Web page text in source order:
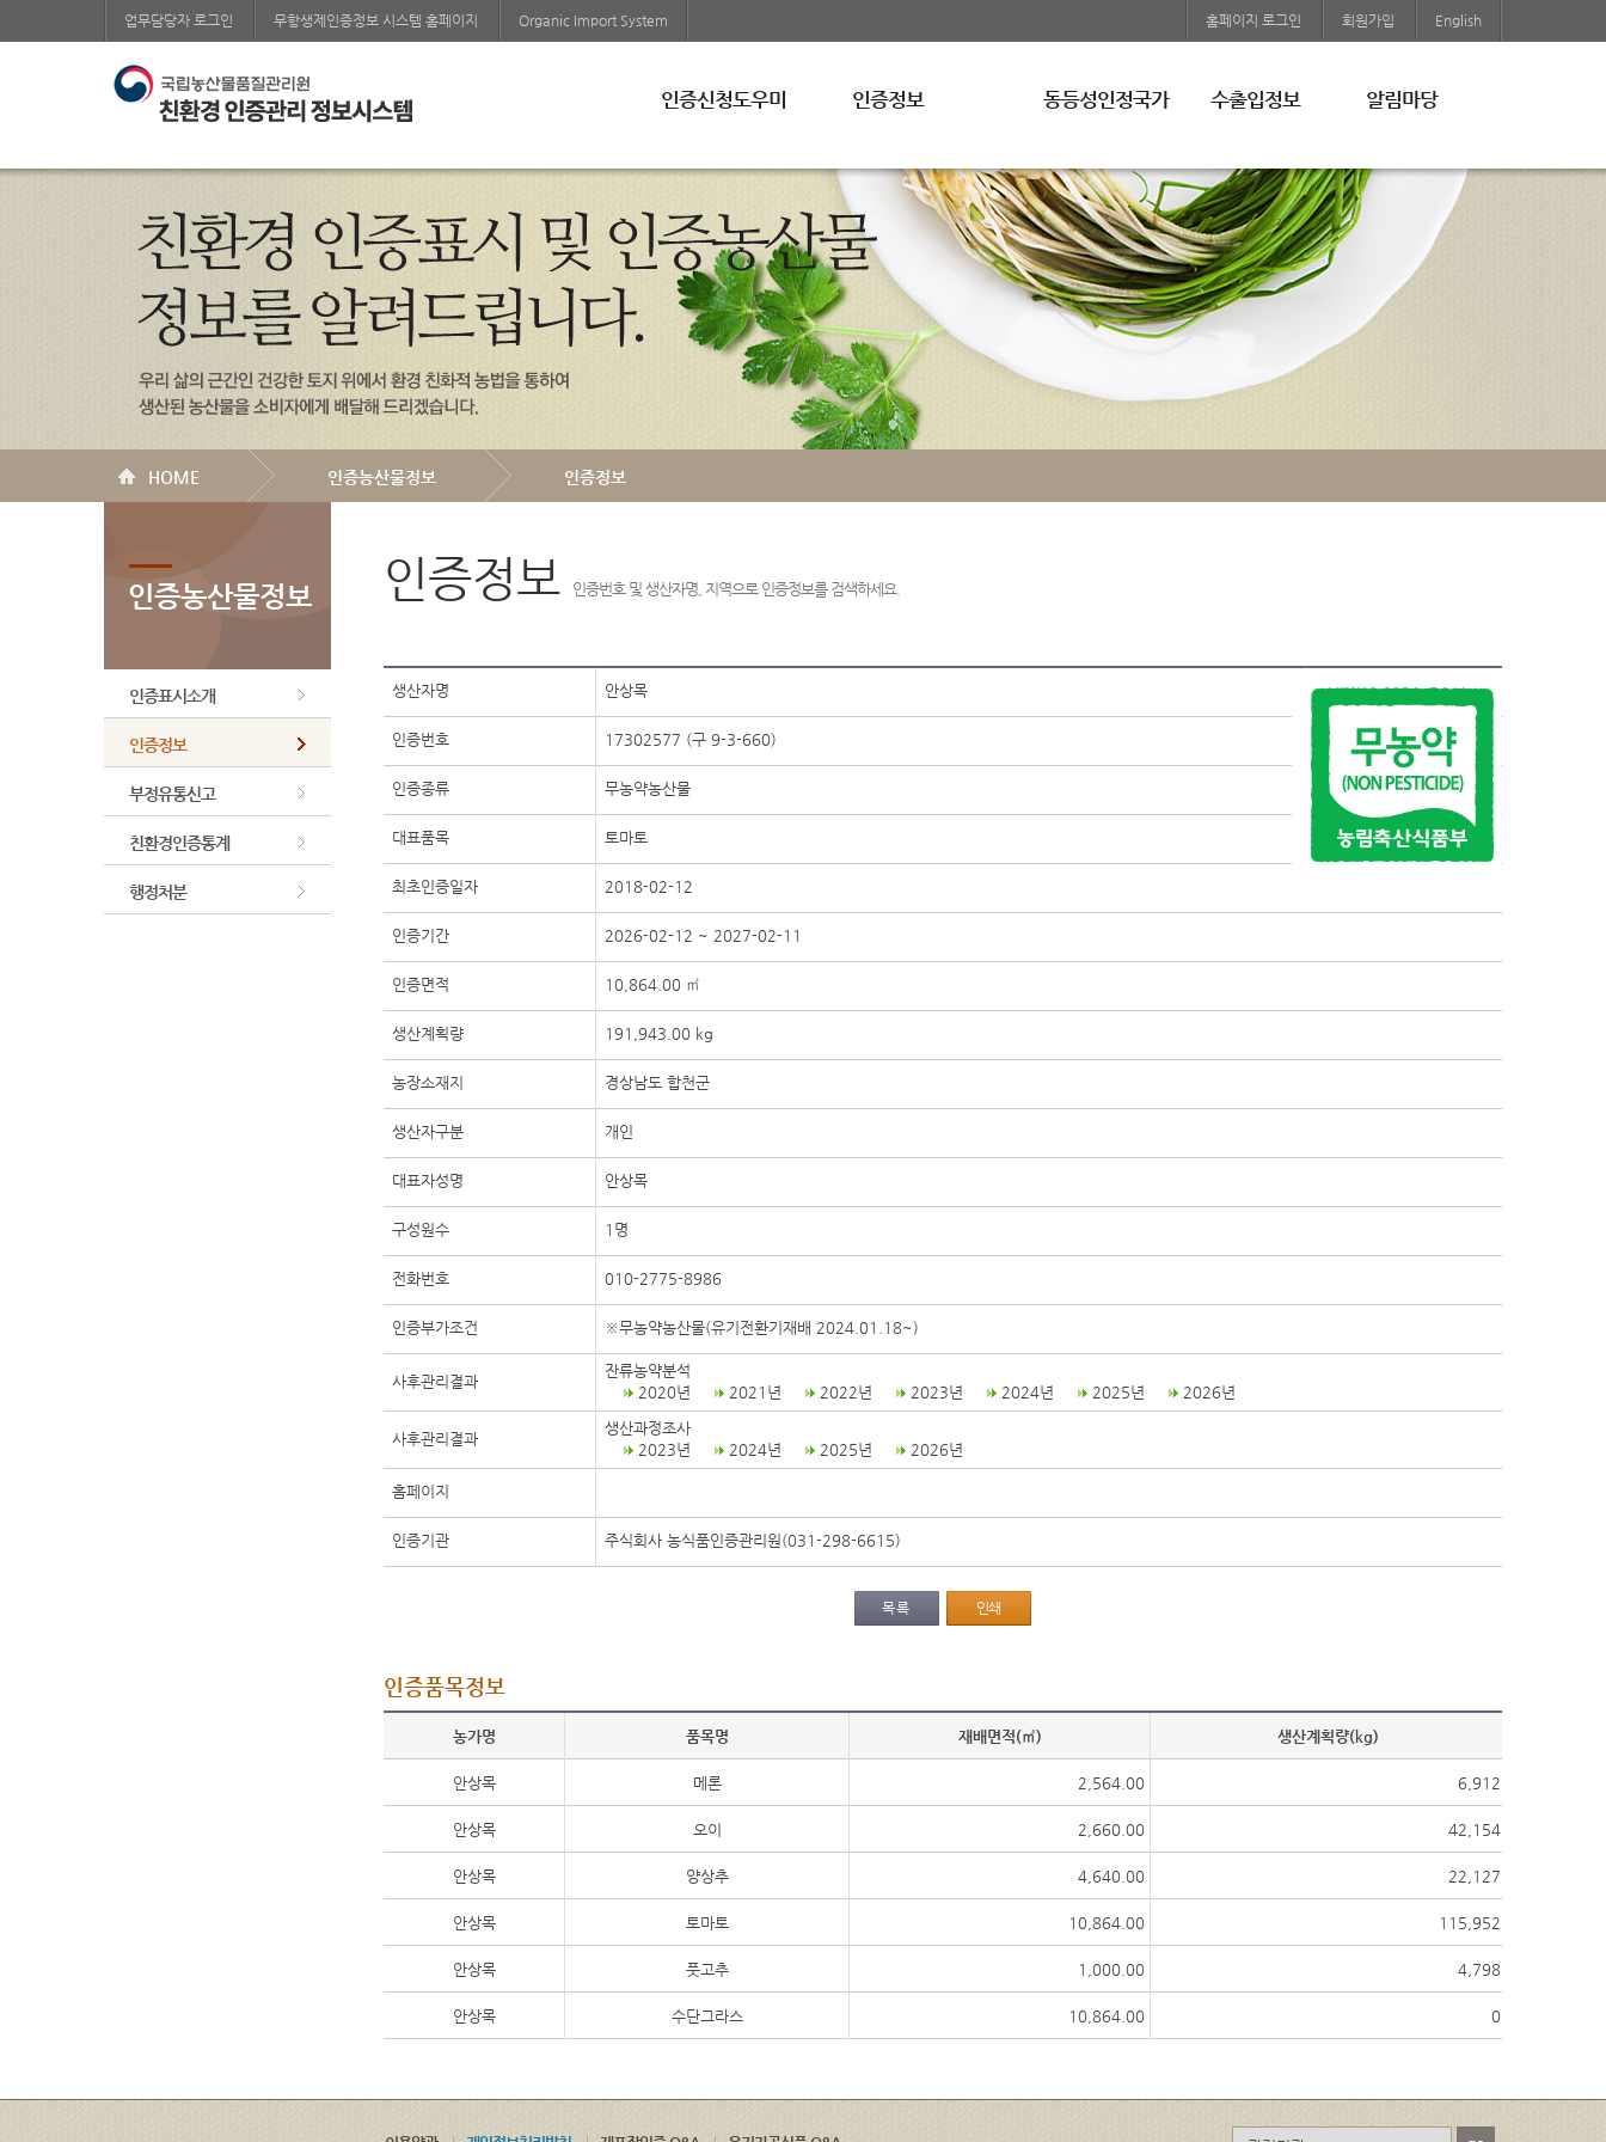
업무담당자 로그인 무항생제인증정보 시스템 홈페이지 Organic Import System 홈페이지 로그인 회원가입 English
인증신청도우미
교육일정조회
인증정보
인증표시
인증정보검색
부정유통신고
인증통계
행정처분
동등성인정국가
EU
영국
캐나다
수입유기가공식품인
증조회
수출입정보
미국
EU
일본
중국
기타국가
알림마당
친환경 농업자료
HOME 인증농산물정보 인증정보
인증농산물정보
인증표시소개
인증정보
부정유통신고
친환경인증통계
행정처분
인증정보 인증번호 및 생산자명, 지역으로 인증정보를 검색하세요.
생산자명 안상목
인증번호 17302577 (구 9-3-660)
인증종류 무농약농산물
대표품목 토마토
최초인증일자 2018-02-12
인증기간 2026-02-12 ~ 2027-02-11
인증면적 10,864.00 ㎡
생산계획량 191,943.00 kg
농장소재지 경상남도 합천군
생산자구분 개인
대표자성명 안상목
구성원수 1명
전화번호 010-2775-8986
인증부가조건 ※무농약농산물(유기전환기재배 2024.01.18~)
사후관리결과
잔류농약분석
2020년
2021년 2022년 2023년 2024년 2025년 2026년
사후관리결과
생산과정조사
2023년
2024년 2025년 2026년
홈페이지
인증기관 주식회사 농식품인증관리원(031-298-6615)
목록 인쇄
인증품목정보
농가명 품목명 재배면적(㎡) 생산계획량(kg)
안상목 메론 2,564.00 6,912
안상목 오이 2,660.00 42,154
안상목 양상추 4,640.00 22,127
안상목 토마토 10,864.00 115,952
안상목 풋고추 1,000.00 4,798
안상목 수단그라스 10,864.00 0